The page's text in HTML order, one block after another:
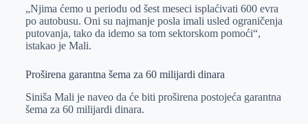
„Njima ćemo u periodu od šest meseci isplaćivati 600 evra
po autobusu. Oni su najmanje posla imali usled ograničenja
putovanja, tako da idemo sa tom sektorskom pomoći“,
istakao je Mali.
Proširena garantna šema za 60 milijardi dinara
Siniša Mali je naveo da će biti proširena postojeća garantna
šema za 60 milijardi dinara.